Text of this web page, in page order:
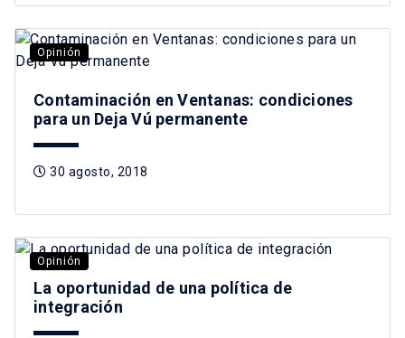
Opinión
Contaminación en Ventanas: condiciones
para un Deja Vú permanente
30 agosto, 2018
Opinión
La oportunidad de una política de
integración